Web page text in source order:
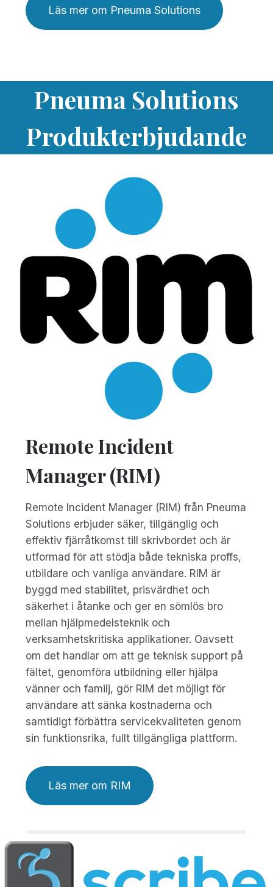
Läs mer om Pneuma Solutions
Pneuma Solutions
Produkterbjudande
Remote Incident
Manager (RIM)
Remote Incident Manager (RIM) från Pneuma
Solutions erbjuder säker, tillgänglig och
effektiv fjärråtkomst till skrivbordet och är
utformad för att stödja både tekniska proffs,
utbildare och vanliga användare. RIM är
byggd med stabilitet, prisvärdhet och
säkerhet i åtanke och ger en sömlös bro
mellan hjälpmedelsteknik och
verksamhetskritiska applikationer. Oavsett
om det handlar om att ge teknisk support på
fältet, genomföra utbildning eller hjälpa
vänner och familj, gör RIM det möjligt för
användare att sänka kostnaderna och
samtidigt förbättra servicekvaliteten genom
sin funktionsrika, fullt tillgängliga plattform.
Läs mer om RIM